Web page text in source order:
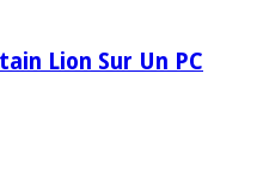
Lion Sur Un PC